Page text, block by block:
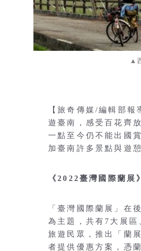
▲
【旅奇傳媒/編輯部
遊臺南，感受百花齊
一點至今仍不能出國
加臺南許多景點與遊
《2022臺灣國際蘭展
「臺灣國際蘭展」在
為主題，共有7大展
旅遊民眾，推出「蘭
者提供優惠方案，憑